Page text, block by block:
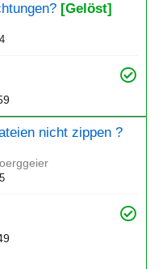
[Gelöst]
nicht zippen ?